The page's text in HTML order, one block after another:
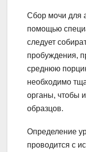
Сбор мочи для
помощью
следует
пробуждения,
среднюю
необходимо
органы, чтобы
образцов.
Определение
проводится с